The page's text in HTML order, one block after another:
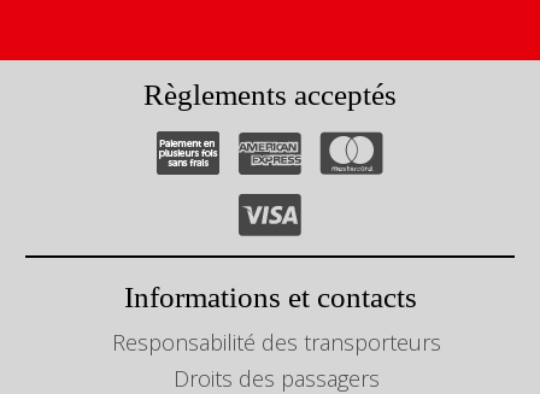
Règlements acceptés
Informations et contacts
Responsabilité des transporteurs
Droits des passagers